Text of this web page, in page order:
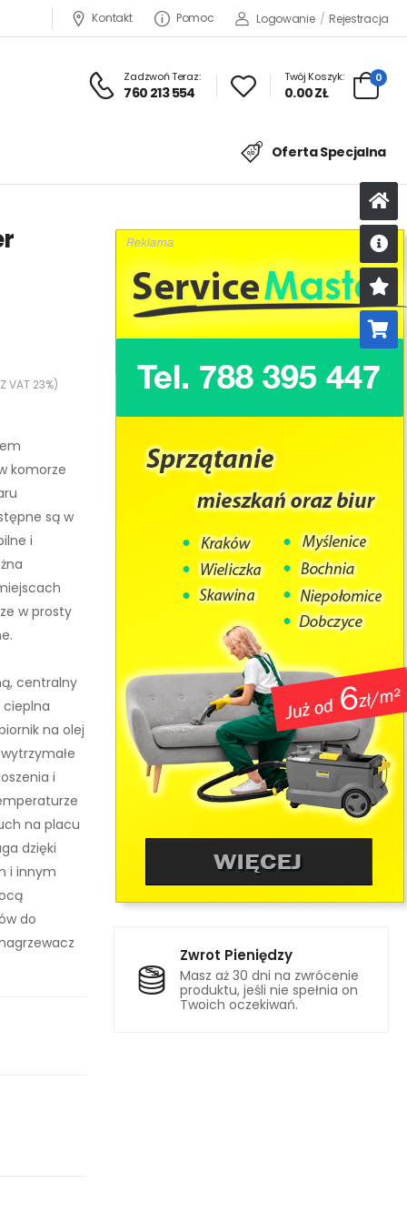
Kontakt Pomoc Logowanie / Rejestracja
Zadzwoń Teraz:
760 213 554
Twój Koszyk:
0.00 ZŁ
0
Oferta Specjalna
Zwrot Pieniędzy
Masz aż 30 dni na zwrócenie
produktu, jeśli nie spełnia on
Twoich oczekiwań.
23%)
komorze
są w
i
w prosty
centralny
cieplna
na olej
i
na placu
dzięki
i innym
do